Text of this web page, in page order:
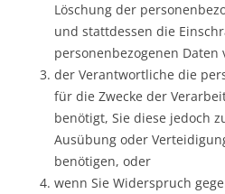
Löschung der
und stattdessen die
personenbezogenen Daten
der Verantwortliche die
für die Zwecke der
benötigt, Sie diese jedoch
Ausübung oder
benötigen, oder
wenn Sie Widerspruch